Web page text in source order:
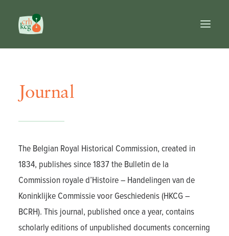
FR
NL
EN
Search
Journal
The Belgian Royal Historical Commission, created in
1834, publishes since 1837 the Bulletin de la
Commission royale d’Histoire – Handelingen van de
Koninklijke Commissie voor Geschiedenis (HKCG –
BCRH). This journal, published once a year, contains
scholarly editions of unpublished documents concerning